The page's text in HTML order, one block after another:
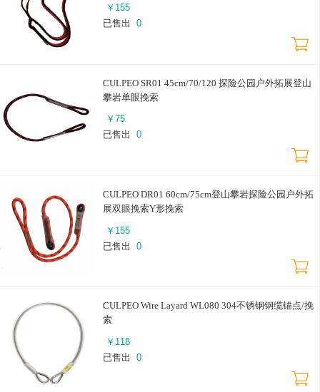
￥ 155
已售出
0
CULPEO SR01 45cm/70/120 探险公园户外拓展登山
攀岩单眼挽索
￥ 75
已售出
0
CULPEO DR01 60cm/75cm登山攀岩探险公园户外拓
展双眼挽索Y形挽索
￥ 155
已售出
0
CULPEO Wire Layard WL080 304不锈钢钢缆锚点/挽
索
￥ 118
已售出
0